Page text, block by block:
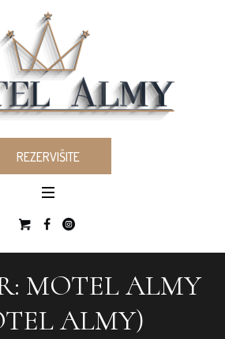
REZERVIŠITE
MOTEL ALMY
ALMY)